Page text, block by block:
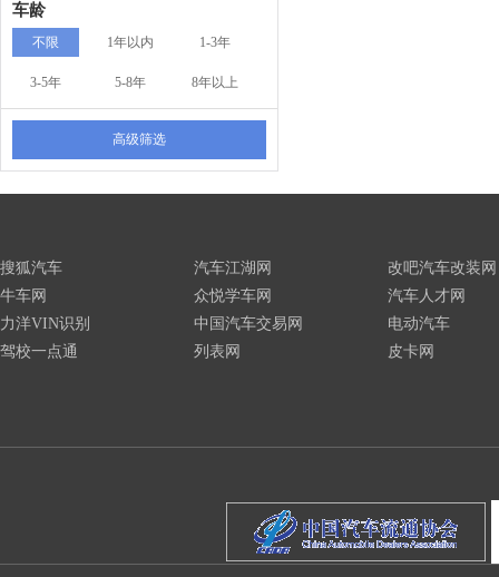
车龄
不限 1年以内 1-3年
3-5年 5-8年 8年以上
高级筛选
搜狐汽车
牛车网
力洋VIN识别
驾校一点通
汽车江湖网
众悦学车网
中国汽车交易网
列表网
改吧汽车改装网
汽车人才网
电动汽车
皮卡网